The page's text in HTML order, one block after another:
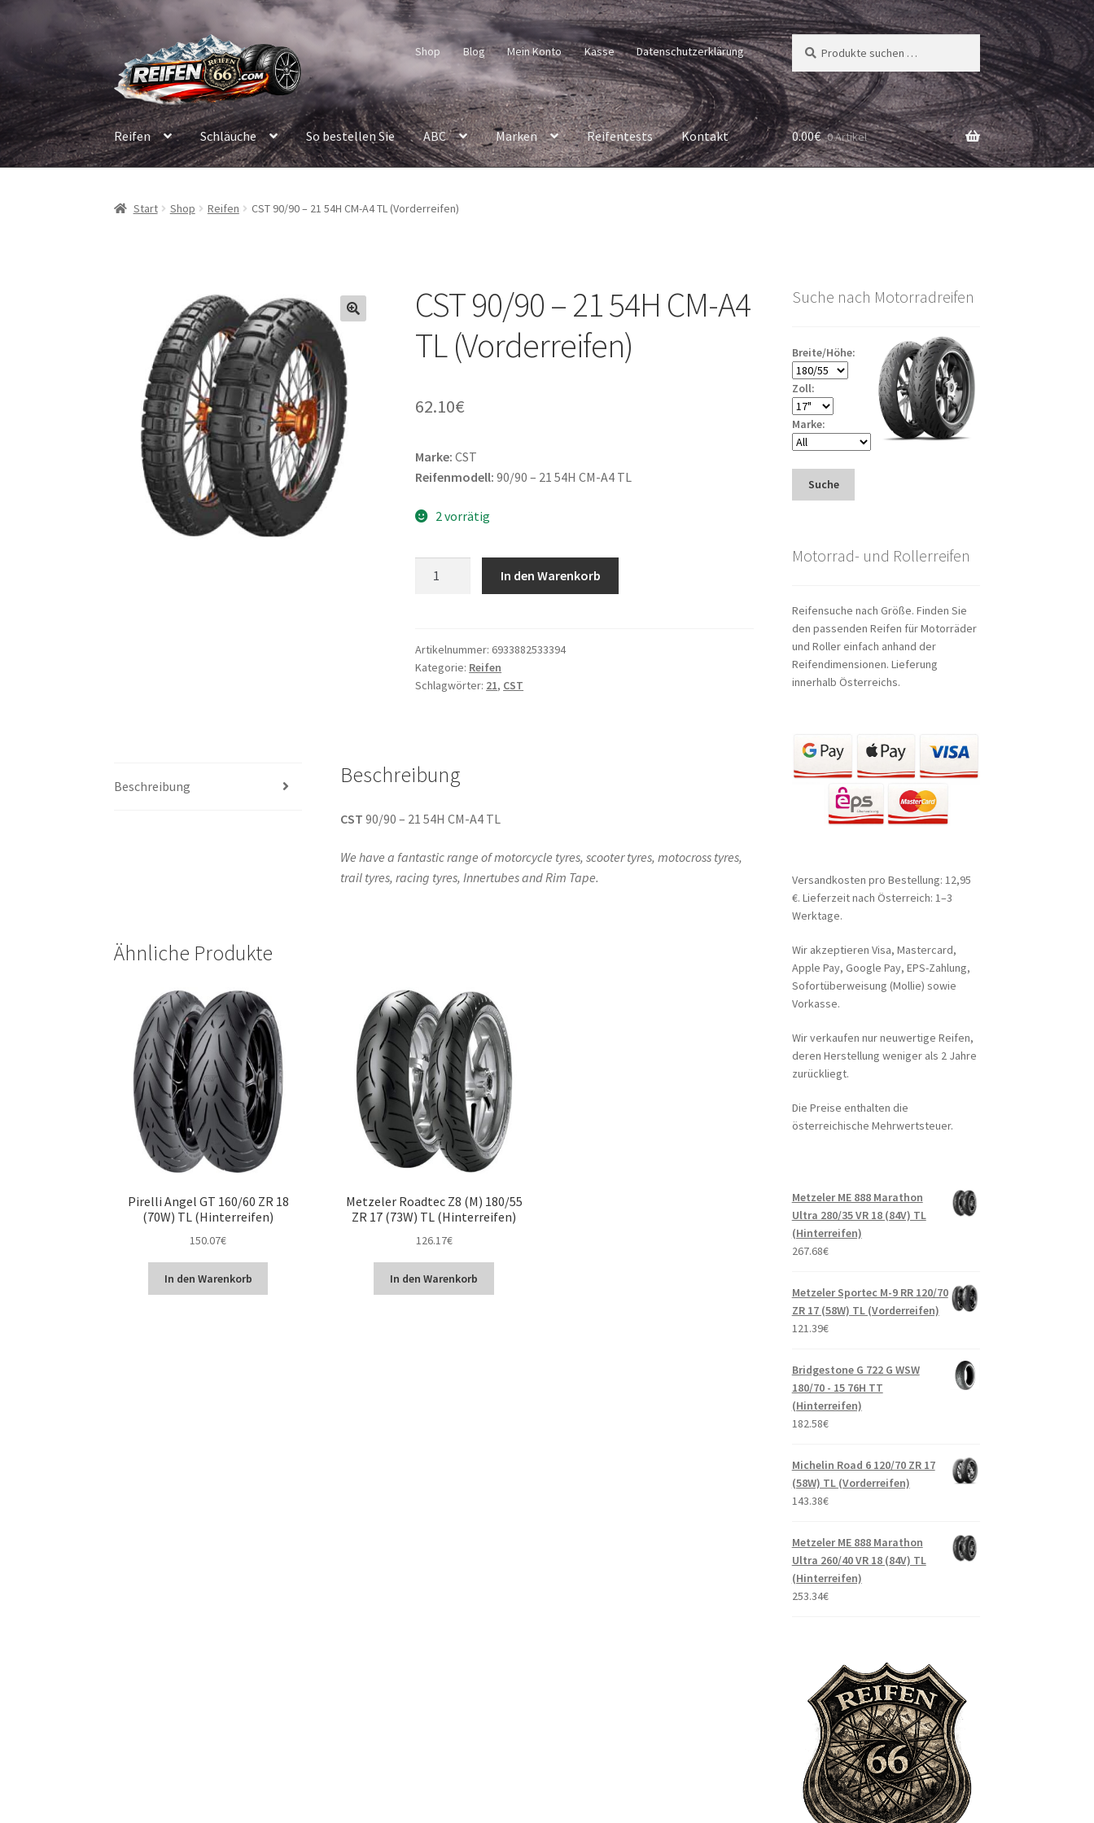
Navigation
springen
Inhalt
springen
Shop Blog Mein Konto Kasse Datenschutzerklärung
Suchen
nach:
Suchen
Reifen Schläuche So bestellen Sie ABC Marken Reifentests Kontakt 0.00€ 0 Artikel
Start Shop Reifen CST 90/90 – 21 54H CM-A4 TL (Vorderreifen)
CST 90/90 – 21 54H CM-A4
TL (Vorderreifen)
62.10€
Marke: CST
Reifenmodell: 90/90 – 21 54H CM-A4 TL
2 vorrätig
54H
CM-
A4
In den Warenkorb
Artikelnummer: 6933882533394
Kategorie: Reifen
Schlagwörter: 21, CST
Beschreibung Beschreibung
CST 90/90 – 21 54H CM-A4 TL
We have a fantastic range of motorcycle tyres, scooter tyres, motocross tyres,
trail tyres, racing tyres, Innertubes and Rim Tape.
Ähnliche Produkte
Pirelli Angel GT 160/60 ZR 18
(70W) TL (Hinterreifen)
150.07€
In den Warenkorb
Metzeler Roadtec Z8 (M) 180/55
ZR 17 (73W) TL (Hinterreifen)
126.17€
In den Warenkorb
Suche nach Motorradreifen
Breite/Höhe:
Zoll:
Marke:
Suche
Motorrad- und Rollerreifen
Reifensuche nach Größe. Finden Sie
den passenden Reifen für Motorräder
und Roller einfach anhand der
Reifendimensionen. Lieferung
innerhalb Österreichs.
Versandkosten pro Bestellung: 12,95
€. Lieferzeit nach Österreich: 1–3
Werktage.
Wir akzeptieren Visa, Mastercard,
Apple Pay, Google Pay, EPS-Zahlung,
Sofortüberweisung (Mollie) sowie
Vorkasse.
Wir verkaufen nur neuwertige Reifen,
deren Herstellung weniger als 2 Jahre
zurückliegt.
Die Preise enthalten die
österreichische Mehrwertsteuer.
Metzeler ME 888 Marathon
Ultra 280/35 VR 18 (84V) TL
(Hinterreifen)
267.68€
Metzeler Sportec M-9 RR 120/70
ZR 17 (58W) TL (Vorderreifen)
121.39€
Bridgestone G 722 G WSW
180/70 - 15 76H TT
(Hinterreifen)
182.58€
Michelin Road 6 120/70 ZR 17
(58W) TL (Vorderreifen)
143.38€
Metzeler ME 888 Marathon
Ultra 260/40 VR 18 (84V) TL
(Hinterreifen)
253.34€